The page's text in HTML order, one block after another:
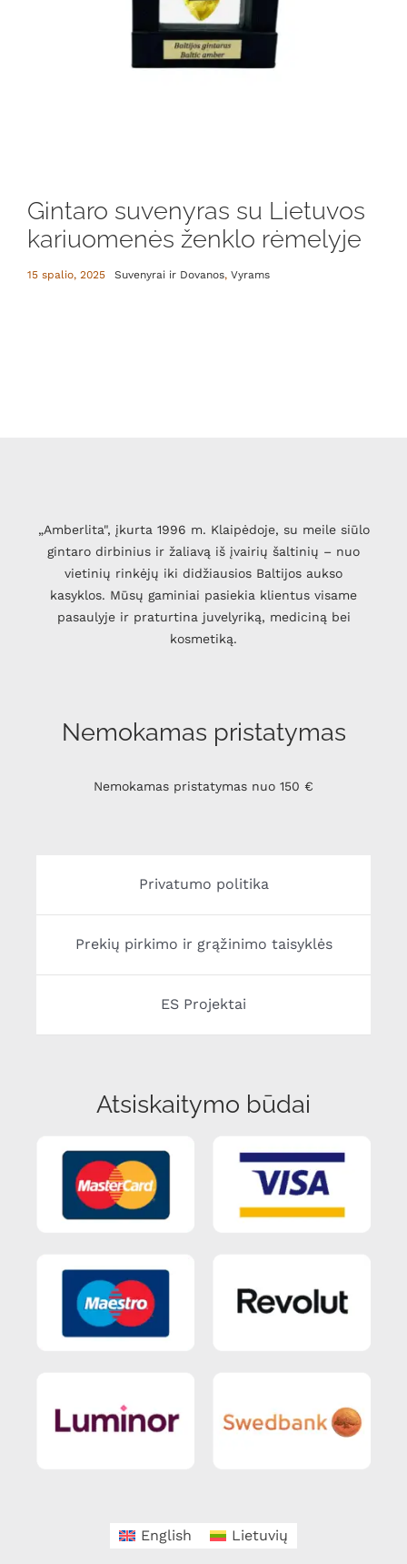
Gintaro suvenyras su Lietuvos
kariuomenės ženklo rėmelyje
15 spalio, 2025 Suvenyrai ir Dovanos, Vyrams
„Amberlita", įkurta 1996 m. Klaipėdoje, su meile siūlo
gintaro dirbinius ir žaliavą iš įvairių šaltinių – nuo
vietinių rinkėjų iki didžiausios Baltijos aukso
kasyklos. Mūsų gaminiai pasiekia klientus visame
pasaulyje ir praturtina juvelyriką, mediciną bei
kosmetiką.
Nemokamas pristatymas
Nemokamas pristatymas nuo 150 €
Privatumo politika
Prekių pirkimo ir grąžinimo taisyklės
ES Projektai
Atsiskaitymo būdai
English Lietuvių